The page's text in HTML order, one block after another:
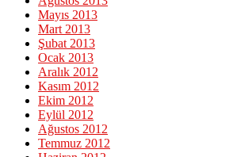
Mayıs 2013
Mart 2013
Şubat 2013
Ocak 2013
Aralık 2012
Kasım 2012
Ekim 2012
Eylül 2012
Ağustos 2012
Temmuz 2012